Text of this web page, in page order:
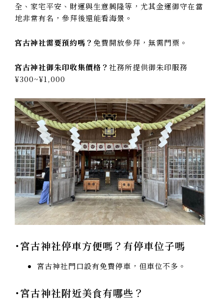
全、家宅平安、財運與生意興隆等，尤其金運御守在當
地非常有名，參拜後還能看海景。
宮古神社需要預約嗎？ 免費開放參拜，無需門票。
宮古神社御朱印收集價格？ 社務所提供御朱印服務
¥300~¥1,000
･宮古神社停車方便嗎？有停車位子嗎
宮古神社門口設有免費停車，但車位不多。
･宮古神社附近美食有哪些？